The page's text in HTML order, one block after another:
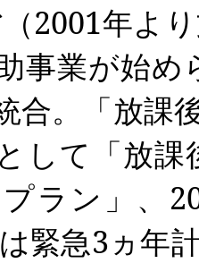
2001年よ
事業が始め
合。「放課
して「放
ラン」、
緊急3ヵ年